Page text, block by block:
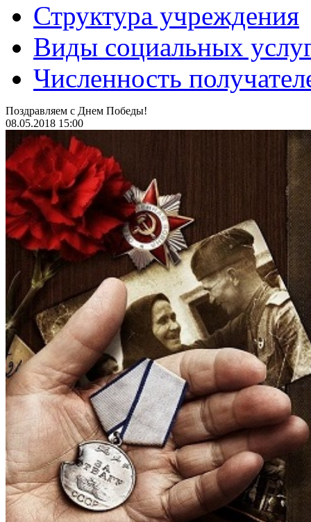
Структура учреждения
Виды социальных
Численность
Поздравляем с Днем Победы!
08.05.2018 15:00